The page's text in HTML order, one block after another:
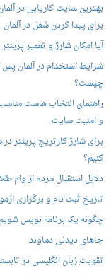
بهترین سایت کاریابی در
برای پیدا کردن شغل در آلمان
آیا امکان شارژ و تعمیر
شرایط استخدام در آلمان پس
چیست؟
راهنمای انتخاب هاست
و امنیت سایت
برای شارژ کارتریج پرینتر
کنیم؟
دلایل استقبال مردم از وام
تاریخ ثبت نام و برگزاری آزمون
چگونه یک برنامه نویس
جاهای دیدنی دماوند
تقویت زبان انگلیسی در